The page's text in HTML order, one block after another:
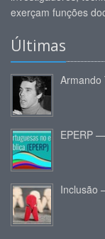
exerçam funções
Últimas
Armando
EPERP
Inclusão